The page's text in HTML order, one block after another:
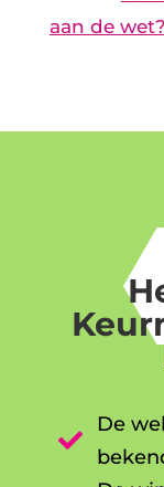
aan de wet?

De